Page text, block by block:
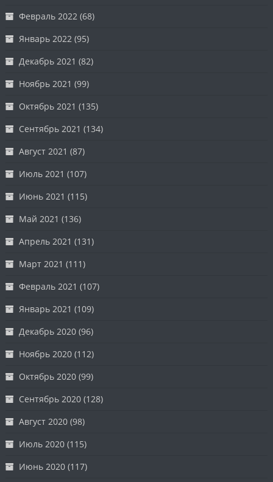
Февраль 2022 (68)
Январь 2022 (95)
Декабрь 2021 (82)
Ноябрь 2021 (99)
Октябрь 2021 (135)
Сентябрь 2021 (134)
Август 2021 (87)
Июль 2021 (107)
Июнь 2021 (115)
Май 2021 (136)
Апрель 2021 (131)
Март 2021 (111)
Февраль 2021 (107)
Январь 2021 (109)
Декабрь 2020 (96)
Ноябрь 2020 (112)
Октябрь 2020 (99)
Сентябрь 2020 (128)
Август 2020 (98)
Июль 2020 (115)
Июнь 2020 (117)